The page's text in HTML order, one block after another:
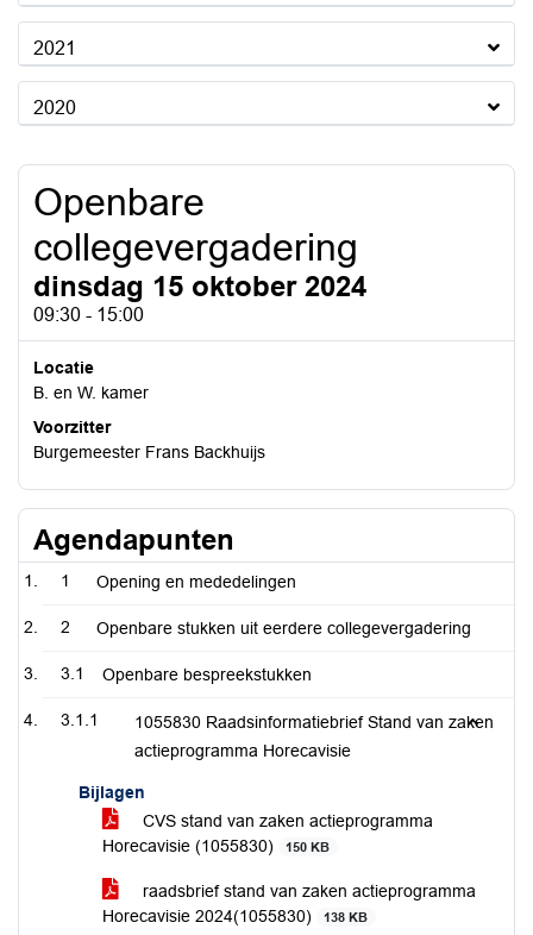
2021
2020
Openbare
collegevergadering
dinsdag 15 oktober 2024
09:30 - 15:00
Locatie
B. en W. kamer
Voorzitter
Burgemeester Frans Backhuijs
Agendapunten
1 Opening en mededelingen
2 Openbare stukken uit eerdere collegevergadering
3.1 Openbare bespreekstukken
3.1.1
1055830 Raadsinformatiebrief Stand van zaken
actieprogramma Horecavisie
Bijlagen
CVS stand van zaken actieprogramma
Horecavisie (1055830)
150 KB
raadsbrief stand van zaken actieprogramma
Horecavisie 2024(1055830)
138 KB